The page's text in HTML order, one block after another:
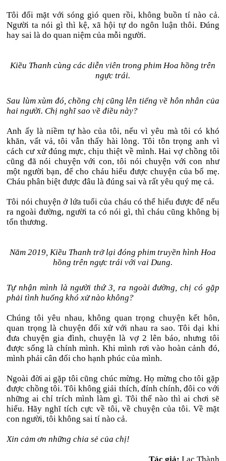
Tôi đối mặt với sóng gió quen rồi, không buồn tí nào cả.
Người ta nói gì thì kệ, xã hội tự do ngôn luận thôi. Đúng
hay sai là do quan niệm của mỗi người.
Kiều Thanh cùng các diễn viên trong phim Hoa hồng trên
ngực trái.
Sau lùm xùm đó, chồng chị cũng lên tiếng về hôn nhân của
hai người. Chị nghĩ sao về điều này?
Anh ấy là niềm tự hào của tôi, nếu vì yêu mà tôi có khó
khăn, vất vả, tôi vẫn thấy hài lòng. Tôi tôn trọng anh vì
cách cư xử đúng mực, chịu thiệt về mình. Hai vợ chồng tôi
cũng đã nói chuyện với con, tôi nói chuyện với con như
một người bạn, để cho cháu hiểu được chuyện của bố mẹ.
Cháu phân biệt được đâu là đúng sai và rất yêu quý mẹ cả.
Tôi nói chuyện ở lứa tuổi của cháu có thể hiểu được để nếu
ra ngoài đường, người ta có nói gì, thì cháu cũng không bị
tổn thương.
Năm 2019, Kiều Thanh trở lại đóng phim truyền hình Hoa
hồng trên ngực trái với vai Dung.
Tự nhận mình là người thứ 3, ra ngoài đường, chị có gặp
phải tình huống khó xử nào không?
Chúng tôi yêu nhau, không quan trọng chuyện kết hôn,
quan trọng là chuyện đối xử với nhau ra sao. Tôi dại khi
đưa chuyện gia đình, chuyện là vợ 2 lên báo, nhưng tôi
được sống là chính mình. Khi mình rơi vào hoàn cảnh đó,
mình phải cân đối cho hạnh phúc của mình.
Ngoài đời ai gặp tôi cũng chúc mừng. Họ mừng cho tôi gặp
được chồng tôi. Tôi không giải thích, đính chính, đôi co với
những ai chỉ trích mình làm gì. Tôi thế nào thì ai chơi sẽ
hiểu. Hãy nghĩ tích cực về tôi, về chuyện của tôi. Về mặt
con người, tôi không sai tí nào cả.
Xin cảm ơn những chia sẻ của chị!